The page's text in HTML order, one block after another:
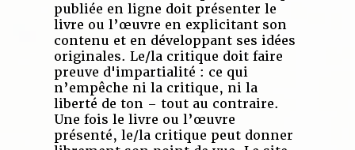
publiée en ligne doit présenter le
livre ou l’œuvre en explicitant son
contenu et en développant ses idées
originales. Le/la critique doit faire
preuve d'impartialité : ce qui
n’empêche ni la critique, ni la
liberté de ton – tout au contraire.
Une fois le livre ou l’œuvre
présenté, le/la critique peut donner